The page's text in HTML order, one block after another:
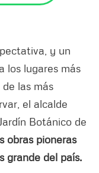
y un
los lugares más
las más
el alcalde
Botánico de
obras pioneras
grande del país.